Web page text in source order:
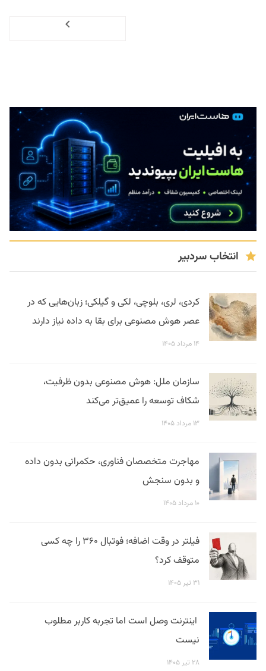
انتخاب سردبیر
کردی، لری، بلوچی، لکی و گیلکی؛ زبان‌هایی که در
عصر هوش مصنوعی برای بقا به داده نیاز دارند
۱۴ مرداد ۱۴۰۵
سازمان ملل: هوش مصنوعی بدون ظرفیت،
شکاف توسعه را عمیق‌تر می‌کند
۱۳ مرداد ۱۴۰۵
مهاجرت متخصصان فناوری، حکمرانی بدون داده
و بدون سنجش
۱۰ مرداد ۱۴۰۵
فیلتر در وقت اضافه؛ فوتبال ۳۶۰ را چه کسی
متوقف کرد؟
۳۱ تیر ۱۴۰۵
اینترنت وصل است اما تجربه کاربر مطلوب
نیست
۲۸ تیر ۱۴۰۵